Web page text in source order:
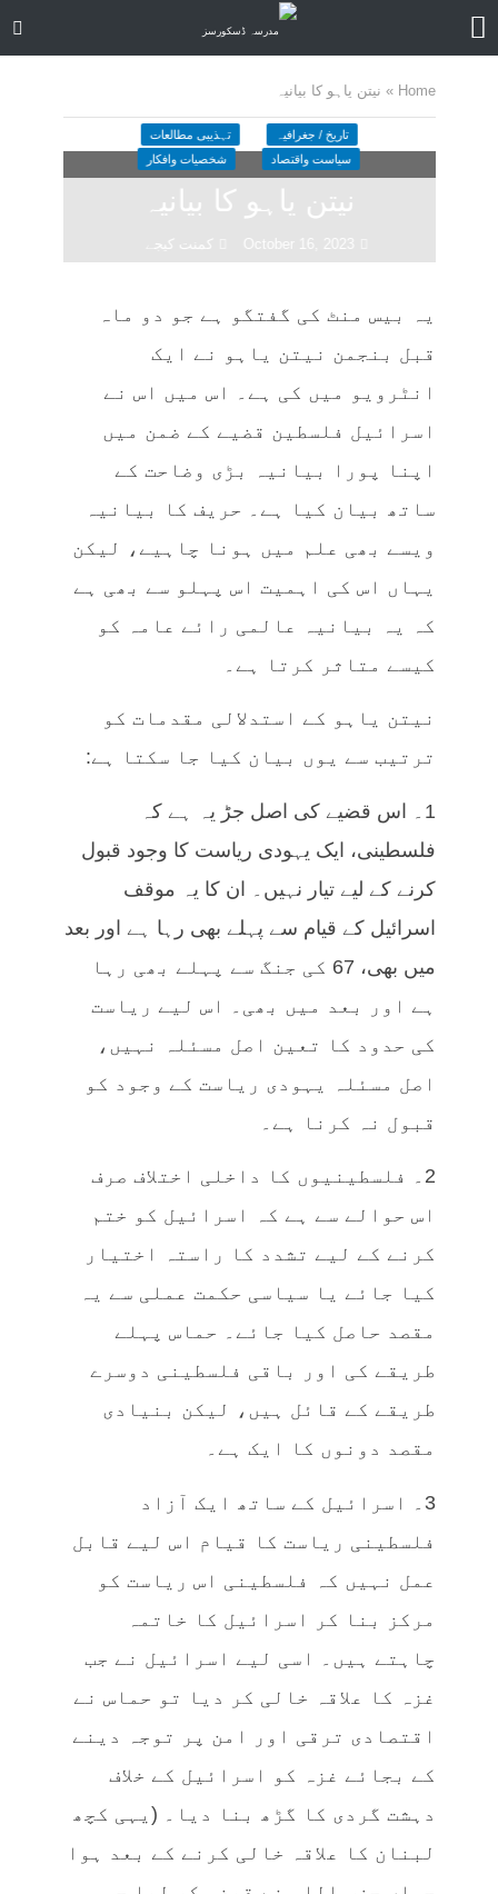
Home
» نیتن یاہو کا بیانیہ
تاریخ / جغرافیہ
تہذیبی مطالعات
سیاست واقتصاد
شخصیات وافکار
نیتن یاہو کا بیانیہ
October 16, 2023
کمنت کیجے
یہ بیس منٹ کی گفتگو ہے جو دو ماہ
قبل بنجمن نیتن یاہو نے ایک
انٹرویو میں کی ہے۔ اس میں اس نے
اسرائیل فلسطین قضیے کے ضمن میں
اپنا پورا بیانیہ بڑی وضاحت کے
ساتھ بیان کیا ہے۔ حریف کا بیانیہ
ویسے بھی علم میں ہونا چاہیے، لیکن
یہاں اس کی اہمیت اس پہلو سے بھی ہے
کہ یہ بیانیہ عالمی رائے عامہ کو
کیسے متاثر کرتا ہے۔
نیتن یاہو کے استدلالی مقدمات کو
ترتیب سے یوں بیان کیا جا سکتا ہے:
1۔ اس قضیے کی اصل جڑ یہ ہے کہ
فلسطینی، ایک یہودی ریاست کا وجود قبول
کرنے کے لیے تیار نہیں۔ ان کا یہ موقف
اسرائیل کے قیام سے پہلے بھی رہا ہے اور بعد
میں بھی، 67 کی جنگ سے پہلے بھی رہا
ہے اور بعد میں بھی۔ اس لیے ریاست
کی حدود کا تعین اصل مسئلہ نہیں،
اصل مسئلہ یہودی ریاست کے وجود کو
قبول نہ کرنا ہے۔
2۔ فلسطینیوں کا داخلی اختلاف صرف
اس حوالے سے ہے کہ اسرائیل کو ختم
کرنے کے لیے تشدد کا راستہ اختیار
کیا جائے یا سیاسی حکمت عملی سے یہ
مقصد حاصل کیا جائے۔ حماس پہلے
طریقے کی اور باقی فلسطینی دوسرے
طریقے کے قائل ہیں، لیکن بنیادی
مقصد دونوں کا ایک ہے۔
3۔ اسرائیل کے ساتھ ایک آزاد
فلسطینی ریاست کا قیام اس لیے قابل
عمل نہیں کہ فلسطینی اس ریاست کو
مرکز بنا کر اسرائیل کا خاتمہ
چاہتے ہیں۔ اسی لیے اسرائیل نے جب
غزہ کا علاقہ خالی کر دیا تو حماس نے
اقتصادی ترقی اور امن پر توجہ دینے
کے بجائے غزہ کو اسرائیل کے خلاف
دہشت گردی کا گڑھ بنا دیا۔ (یہی کچھ
لبنان کا علاقہ خالی کرنے کے بعد ہوا